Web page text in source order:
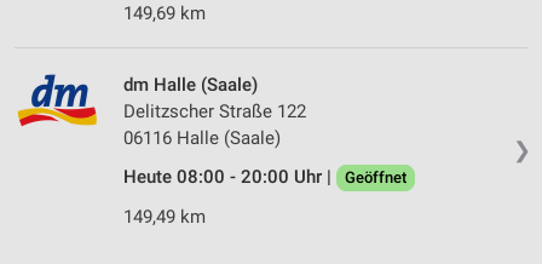
149,69 km
❯
dm Halle (Saale)
Delitzscher Straße 122
06116 Halle (Saale)
Heute 08:00 - 20:00 Uhr |
Geöffnet
149,49 km
Verwendung reduzierter Daten zur Auswahl von
Inhalten
IAB-Besonderheiten:
Verwendung genauer Standortdaten